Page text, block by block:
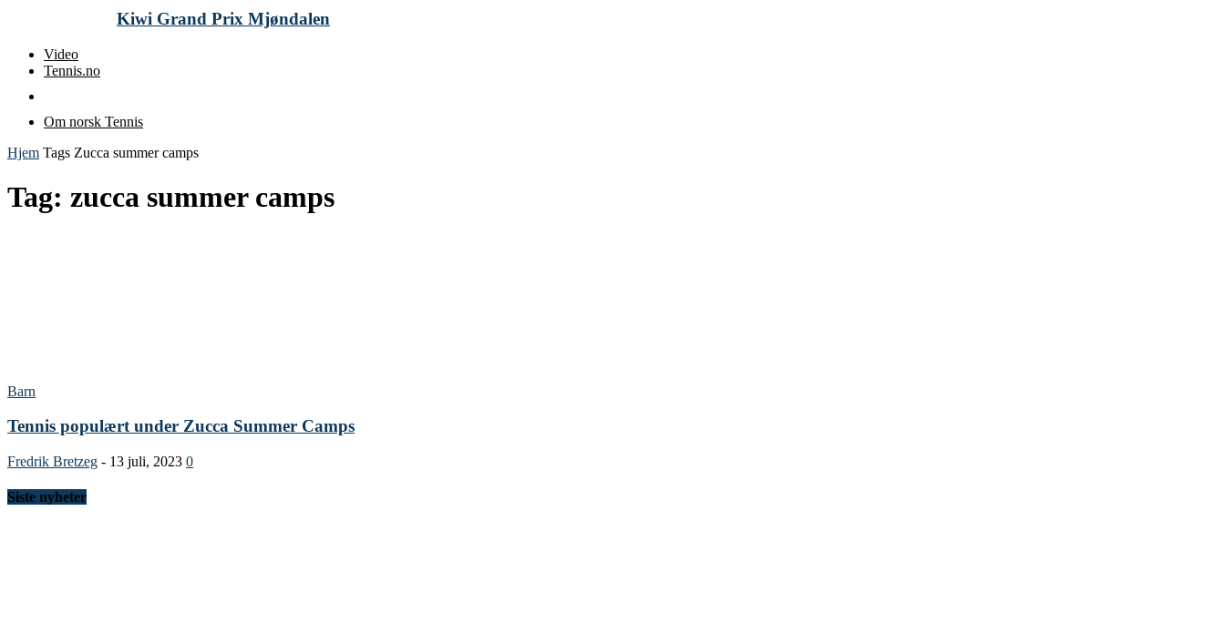
Kiwi Grand Prix Mjøndalen
Video
Tennis.no
Om norsk Tennis
Hjem Tags Zucca summer camps
Tag: zucca summer camps
Barn
Tennis populært under Zucca Summer Camps
Fredrik Bretzeg - 13 juli, 2023 0
Siste nyheter